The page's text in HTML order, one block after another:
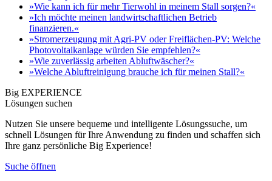
»Wie kann ich für mehr Tierwohl in meinem Stall sorgen?«
»Ich möchte meinen landwirtschaftlichen Betrieb
finanzieren.«
»Stromerzeugung mit Agri-PV oder Freiflächen-PV: Welche
Photovoltaikanlage würden Sie empfehlen?«
»Wie zuverlässig arbeiten Abluftwäscher?«
»Welche Abluftreinigung brauche ich für meinen Stall?«
Big EXPERIENCE
Lösungen suchen
Nutzen Sie unsere bequeme und intelligente Lösungssuche, um
schnell Lösungen für Ihre Anwendung zu finden und schaffen sich
Ihre ganz persönliche Big Experience!
Suche öffnen